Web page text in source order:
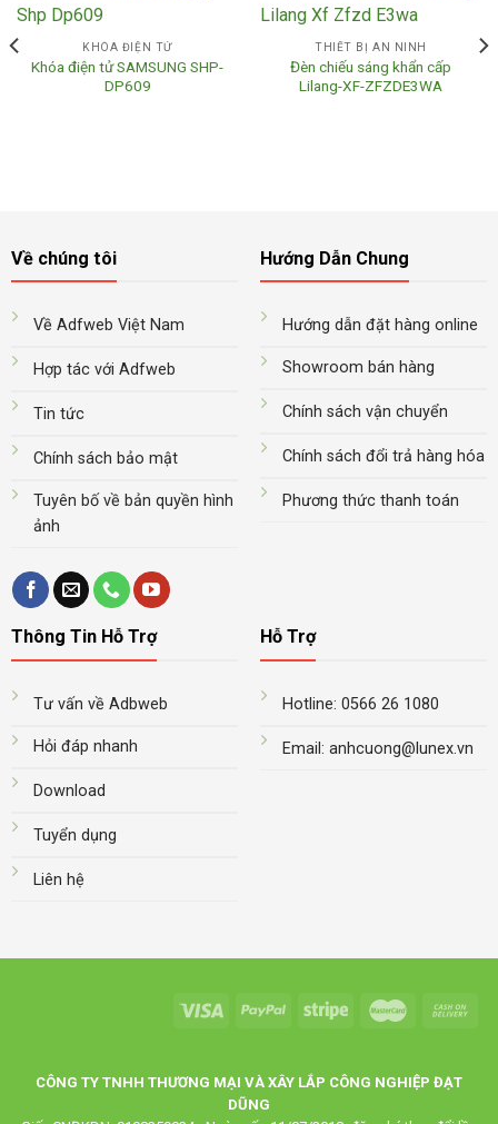
KHÓA ĐIỆN TỬ
Khóa điện tử SAMSUNG SHP-
DP609
THIẾT BỊ AN NINH
Đèn chiếu sáng khẩn cấp
Lilang-XF-ZFZDE3WA
Về chúng tôi
Về Adfweb Việt Nam
Hợp tác với Adfweb
Tin tức
Chính sách bảo mật
Tuyên bố về bản quyền hình
ảnh
Hướng Dẫn Chung
Hướng dẫn đặt hàng online
Showroom bán hàng
Chính sách vận chuyển
Chính sách đổi trả hàng hóa
Phương thức thanh toán
Thông Tin Hỗ Trợ
Tư vấn về Adbweb
Hỏi đáp nhanh
Download
Tuyển dụng
Liên hệ
Hỗ Trợ
Hotline: 0566 26 1080
Email: anhcuong@lunex.vn
CÔNG TY TNHH THƯƠNG MẠI VÀ XÂY LẮP CÔNG NGHIỆP ĐẠT
DŨNG